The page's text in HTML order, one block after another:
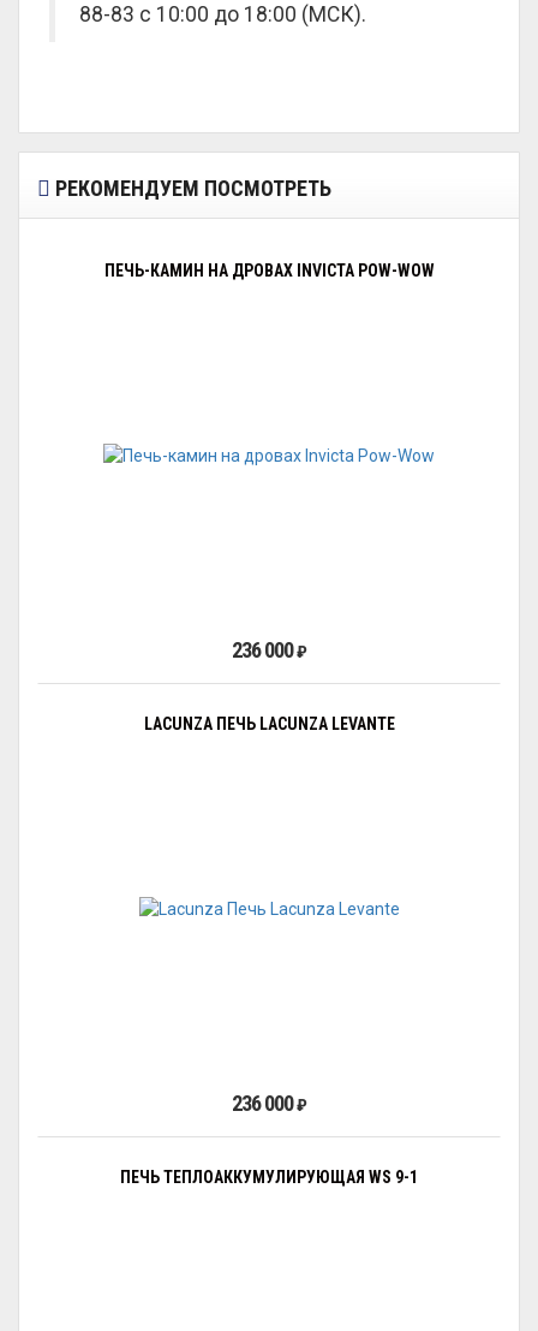
88-83 с 10:00 до 18:00 (МСК).
РЕКОМЕНДУЕМ ПОСМОТРЕТЬ
ПЕЧЬ-КАМИН НА ДРОВАХ INVICTA POW-WOW
236 000₽
LACUNZA ПЕЧЬ LACUNZA LEVANTE
236 000₽
ПЕЧЬ ТЕПЛОАККУМУЛИРУЮЩАЯ WS 9-1